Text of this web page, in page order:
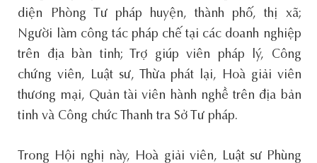
diện Phòng Tư pháp huyện, thành phố, thị xã;
Người làm công tác pháp chế tại các doanh nghiệp
trên địa bàn tỉnh; Trợ giúp viên pháp lý, Công
chứng viên, Luật sư, Thừa phát lại, Hoà giải viên
thương mại, Quản tài viên hành nghề trên địa bản
tỉnh và Công chức Thanh tra Sở Tư pháp.
Trong Hội nghị này, Hoà giải viên, Luật sư Phùng